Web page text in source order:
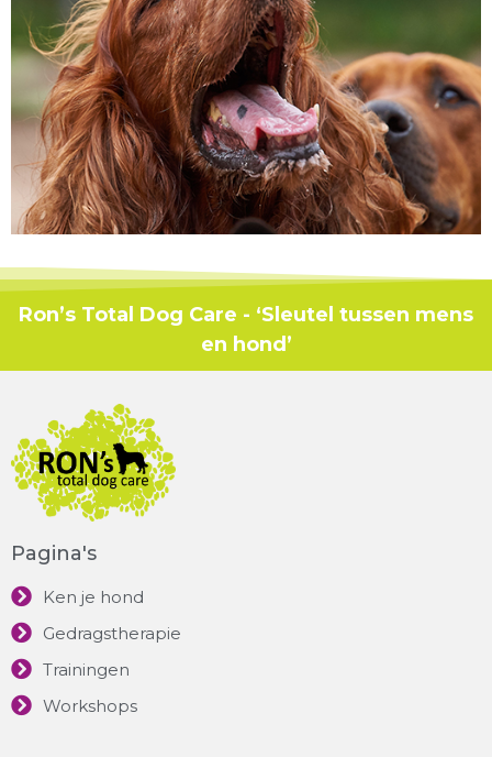
Ron’s Total Dog Care - ‘Sleutel tussen mens
en hond’
Pagina's
Ken je hond
Gedragstherapie
Trainingen
Workshops